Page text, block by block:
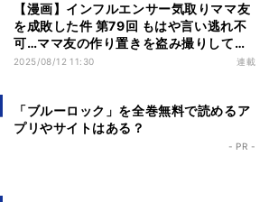
【漫画】インフルエンサー気取りママ友
を成敗した件 第79回 もはや言い逃れ不
可…ママ友の作り置きを盗み撮りしてい
たのがバレた
2025/08/12 11:30 連載
「ブルーロック」を全巻無料で読めるア
プリやサイトはある？
- PR -